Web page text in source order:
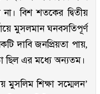
না। বিশ শতকের দ্বিতীয়
মুসলমান ঘনবসতিপূর্ণ
দাবি জনপ্রিয়তা পায়,
ছিল এর মধ্যে অন্যতম।
মুসলিম শিক্ষা সম্মেলন’